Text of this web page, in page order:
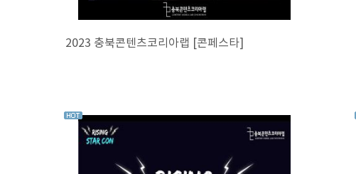
2023 충북콘텐츠코리아랩 [콘페스타]